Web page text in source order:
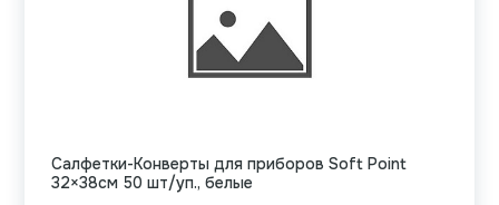
Салфетки-Конверты для приборов Soft Point
32×38см 50 шт/уп., белые